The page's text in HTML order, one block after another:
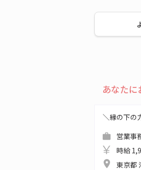
あなた
＼縁の下の
営業事
時給
東京都